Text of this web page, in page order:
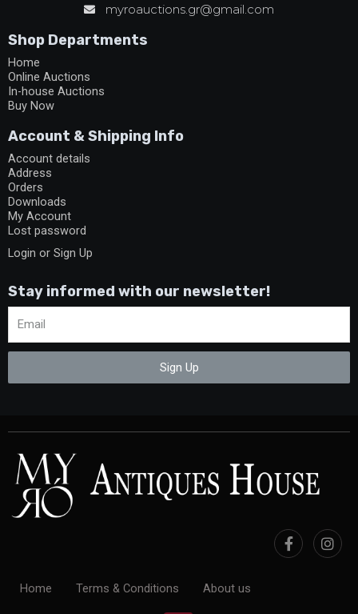
myroauctions.gr@gmail.com
Shop Departments
Home
Online Auctions
In-house Auctions
Buy Now
Account & Shipping Info
Account details
Address
Orders
Downloads
My Account
Lost password
Login or Sign Up
Stay informed with our newsletter!
Sign Up
Home Terms & Conditions About us